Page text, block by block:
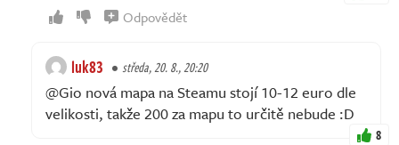
Odpovědět
luk83 středa, 20. 8., 20:20
@Gio nová mapa na Steamu stojí 10-12 euro dle
velikosti, takže 200 za mapu to určitě nebude :D
8